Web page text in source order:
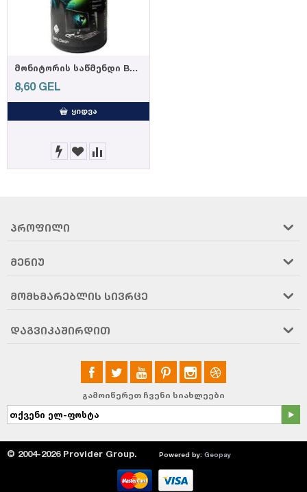
მონიტორის საწმენდი BL 1925
8,60 GEL
ᲧᲘᲓᲕᲐ
ᲞᲠᲝᲤᲘᲚᲘ
ᲛᲔᲜᲘᲣ
ᲛᲝᲛᲮᲛᲐᲠᲔᲑᲚᲘᲡ ᲡᲘᲕᲠᲪᲔ
ᲓᲐᲒᲕᲘᲙᲐᲨᲘᲠᲓᲘᲗ
გამოიწერეთ ჩვენი სიახლეები
© 2004-2026 Provider Group. Powered by: Geopay